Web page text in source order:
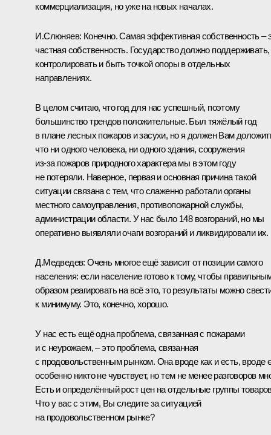
коммерциализация, но уже на новых началах.
И.Слюняев: Конечно. Самая эффективная собственность –
частная собственность. Государство должно поддерживать,
контролировать и быть точкой опоры в отдельных
направлениях.
В целом считаю, что год для нас успешный, поэтому
большинство трендов положительные. Был тяжёлый год
в плане лесных пожаров и засухи, но я должен Вам
что ни одного человека, ни одного здания, сооружения
из‑за пожаров природного характера мы в этом году
не потеряли. Наверное, первая и основная причина такой
ситуации связана с тем, что слаженно работали органы
местного самоуправления, противопожарной службы,
администрации области. У нас было 148 возгораний, но мы
оперативно выявляли очаги возгораний и ликвидировали их.
Д.Медведев: Очень многое ещё зависит от позиции самого
населения: если население готово к тому, чтобы
образом реагировать на всё это, то результаты можно
к минимуму. Это, конечно, хорошо.
У нас есть ещё одна проблема, связанная с пожарами
и с неурожаем, – это проблема, связанная
с продовольственным рынком. Она вроде как и есть, вроде
особенно никто не чувствует, но тем не менее разговоров
Есть и определённый рост цен на отдельные группы
Что у вас с этим, Вы следите за ситуацией
на продовольственном рынке?